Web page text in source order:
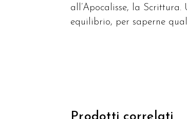
all’Apocalisse, la
equilibrio, per saperne